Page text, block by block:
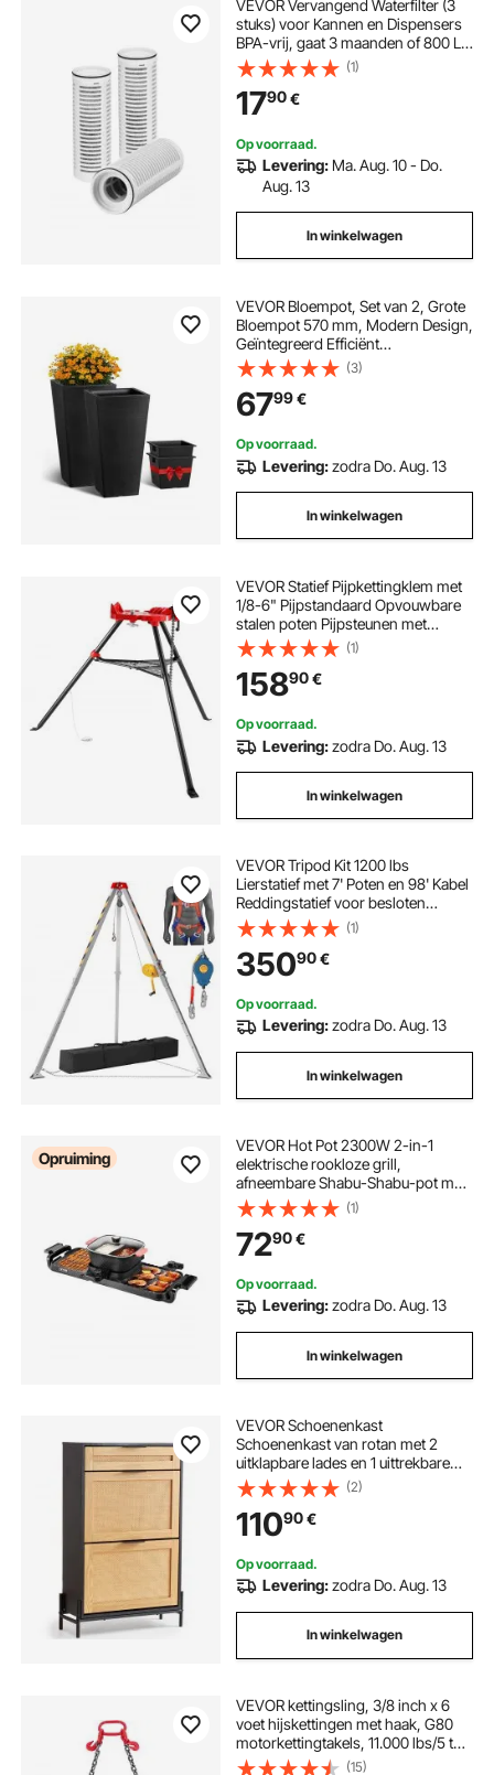
VEVOR Vervangend Waterfilter (3
stuks) voor Kannen en Dispensers
BPA-vrij, gaat 3 maanden of 800 L
mee, vermindert chloor, roest,
geuren, PFOA/PFOS, voor
Waterfilterkan 6287
(1)
1790€
Op voorraad.
Levering: Ma. Aug. 10 - Do.
Aug. 13
In winkelwagen
VEVOR Bloempot, Set van 2, Grote
Bloempot 570 mm, Modern Design,
Geïntegreerd Efficiënt
Drainagesysteem, Plantenbak,
Bloempot, Pot voor Veranda,
Terras, Buiten, Binnen, Zwart
(3)
6799€
Op voorraad.
Levering:zodra Do. Aug. 13
In winkelwagen
VEVOR Statief Pijpkettingklem met
1/8-6" Pijpstandaard Opvouwbare
stalen poten Pijpsteunen met
gereedschapsbak Statiefstandaard
Kettingklem Ideaal voor diverse
pijpmaterialen
(1)
15890€
Op voorraad.
Levering:zodra Do. Aug. 13
In winkelwagen
VEVOR Tripod Kit 1200 lbs
Lierstatief met 7' Poten en 98' Kabel
Reddingstatief voor besloten
ruimtes 32,8' Valbeveiligingsharnas
Opbergtas voor conventionele
besloten ruimtes
(1)
35090€
Op voorraad.
Levering:zodra Do. Aug. 13
In winkelwagen
Opruiming
VEVOR Hot Pot 2300W 2-in-1
elektrische rookloze grill,
afneembare Shabu-Shabu-pot met
antiaanbakpan, aparte dubbele
temperatuurregeling, Koreaanse
binnenbarbecue voor 1-6 personen
(1)
7290€
Op voorraad.
Levering:zodra Do. Aug. 13
In winkelwagen
VEVOR Schoenenkast
Schoenenkast van rotan met 2
uitklapbare lades en 1 uittrekbare
lade, metalen poten, smalle
schoenenkast Ideaal voor entree,
halkast, hal schoenenkieper Zwart
(2)
11090€
Op voorraad.
Levering:zodra Do. Aug. 13
In winkelwagen
VEVOR kettingsling, 3/8 inch x 6
voet hijskettingen met haak, G80
motorkettingtakels, 11.000 lbs/5 ton
hijskettingen voor motortakels,
(15)